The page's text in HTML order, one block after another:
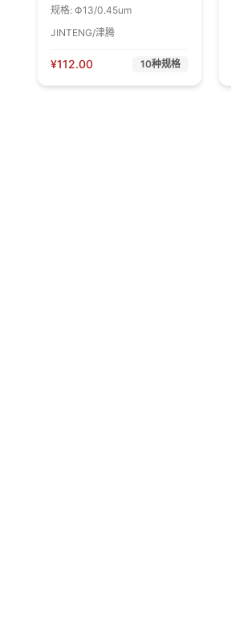
规格: Ф13/0.45um
JINTENG/津腾
¥112.00 10种规格